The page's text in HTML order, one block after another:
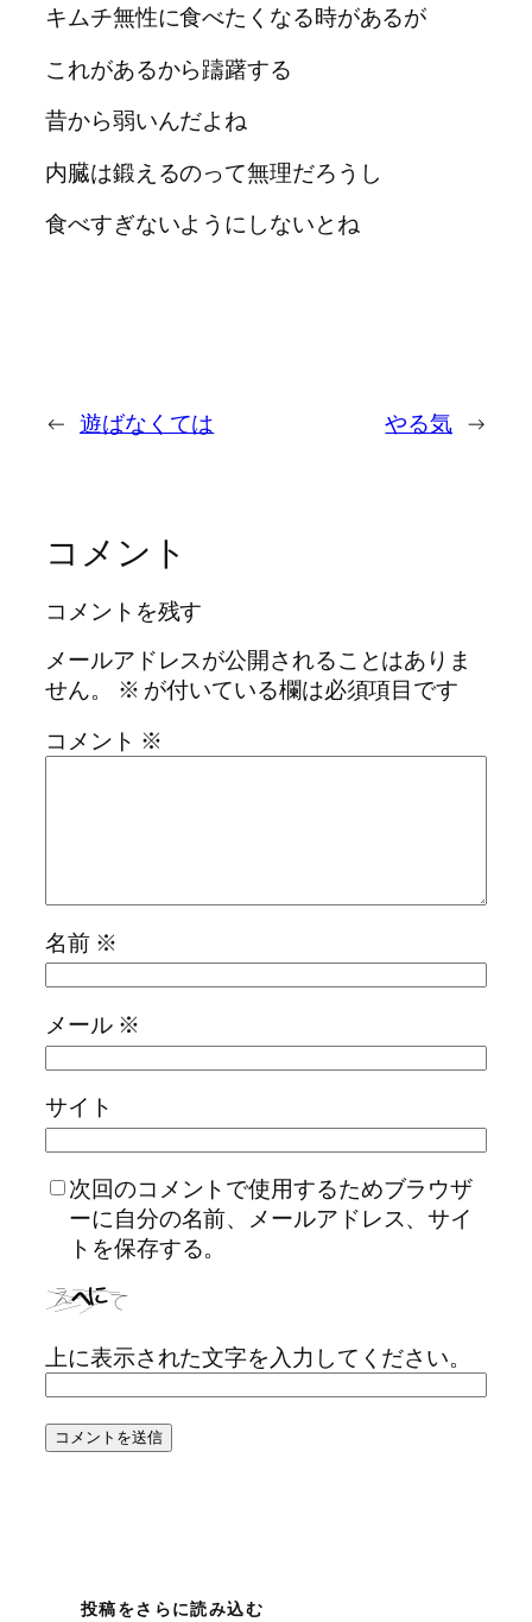
キムチ無性に食べたくなる時があるが
これがあるから躊躇する
昔から弱いんだよね
内臓は鍛えるのって無理だろうし
食べすぎないようにしないとね
← 遊ばなくては やる気 →
コメント
コメントを残す
メールアドレスが公開されることはありま
せん。
※ が付いている欄は必須項目です
コメント ※
名前 ※
メール ※
サイト
次回のコメントで使用するためブラウザ
ーに自分の名前、メールアドレス、サイ
トを保存する。
上に表示された文字を入力してください。
投稿をさらに読み込む